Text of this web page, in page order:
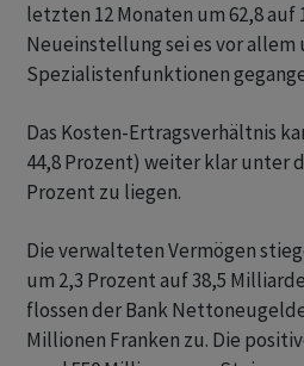
letzten 12 Monaten um 62,8 auf
Neueinstellung sei es vor allem
Spezialistenfunktionen
Das Kosten-Ertragsverhältnis
44,8 Prozent) weiter klar unter
Prozent zu liegen.
Die verwalteten Vermögen
um 2,3 Prozent auf 38,5
flossen der Bank
Millionen Franken zu. Die